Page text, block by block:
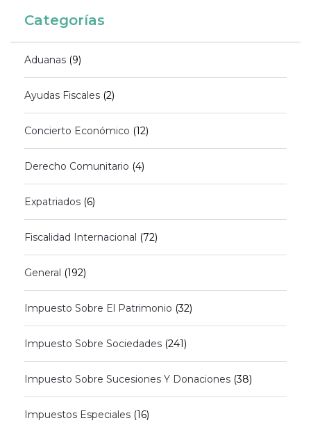
Categorías
Aduanas (9)
Ayudas Fiscales (2)
Concierto Económico (12)
Derecho Comunitario (4)
Expatriados (6)
Fiscalidad Internacional (72)
General (192)
Impuesto Sobre El Patrimonio (32)
Impuesto Sobre Sociedades (241)
Impuesto Sobre Sucesiones Y Donaciones (38)
Impuestos Especiales (16)